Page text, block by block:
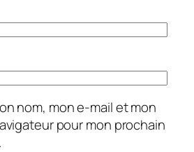
nom, mon e-mail et mon
pour mon prochain